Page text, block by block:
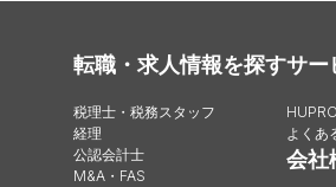
転職・求人情報を探す
税理士・税務スタッフ
経理
公認会計士
M&A・FAS
サー
よくあ
会社